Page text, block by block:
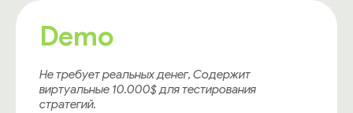
Demo
Не требует реальных денег, Содержит
виртуальные 10.000$ для тестирования
стратегий.